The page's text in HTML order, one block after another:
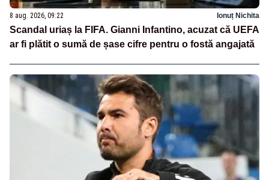
8 aug. 2026, 09:22 Ionuț Nichita
Scandal uriaș la FIFA. Gianni Infantino, acuzat că UEFA
ar fi plătit o sumă de șase cifre pentru o fostă angajată